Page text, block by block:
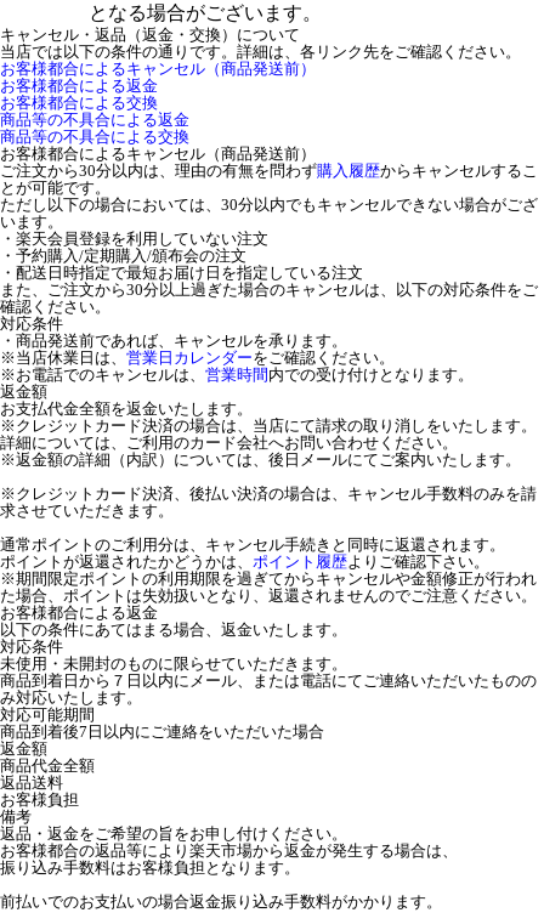
となる場合がございます。
キャンセル・返品（返金・交換）について
当店では以下の条件の通りです。詳細は、各リンク先をご確認ください。
お客様都合によるキャンセル（商品発送前）
お客様都合による返金
お客様都合による交換
商品等の不具合による返金
商品等の不具合による交換
お客様都合によるキャンセル（商品発送前）
ご注文から30分以内は、理由の有無を問わず購入履歴からキャンセルするこ
とが可能です。
ただし以下の場合においては、30分以内でもキャンセルできない場合がござ
います。
・楽天会員登録を利用していない注文
・予約購入/定期購入/頒布会の注文
・配送日時指定で最短お届け日を指定している注文
また、ご注文から30分以上過ぎた場合のキャンセルは、以下の対応条件をご
確認ください。
対応条件
・商品発送前であれば、キャンセルを承ります。
※当店休業日は、 営業日カレンダーをご確認ください。
※お電話でのキャンセルは、 営業時間 内での受け付けとなります。
返金額
お支払代金全額を返金いたします。
※クレジットカード決済の場合は、当店にて請求の取り消しをいたします。
詳細については、ご利用のカード会社へお問い合わせください。
※返金額の詳細（内訳）については、後日メールにてご案内いたします。
※クレジットカード決済、後払い決済の場合は、キャンセル手数料のみを請
求させていただきます。
通常ポイントのご利用分は、キャンセル手続きと同時に返還されます。
ポイントが返還されたかどうかは、 ポイント履歴よりご確認下さい。
※期間限定ポイントの利用期限を過ぎてからキャンセルや金額修正が行われ
た場合、ポイントは失効扱いとなり、返還されませんのでご注意ください。
お客様都合による返金
以下の条件にあてはまる場合、返金いたします。
対応条件
未使用・未開封のものに限らせていただきます。
商品到着日から７日以内にメール、または電話にてご連絡いただいたものの
み対応いたします。
対応可能期間
商品到着後7日以内にご連絡をいただいた場合
返金額
商品代金全額
返品送料
お客様負担
備考
返品・返金をご希望の旨をお申し付けください。
お客様都合の返品等により楽天市場から返金が発生する場合は、
振り込み手数料はお客様負担となります。
前払いでのお支払いの場合返金振り込み手数料がかかります。